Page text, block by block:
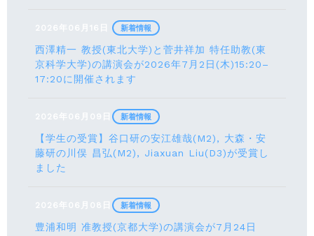
2026年06月16日
西澤精一 教授(東北大学)と菅井祥加 特任助教(東
京科学大学)の講演会が2026年7月2日(木)15:20–
17:20に開催されます
新着情報
2026年06月09日
【学生の受賞】谷口研の安江雄哉(M2), 大森・安
藤研の川俣 昌弘(M2), Jiaxuan Liu(D3)が受賞し
ました
新着情報
2026年06月08日
豊浦和明 准教授(京都大学)の講演会が7月24⽇
新着情報